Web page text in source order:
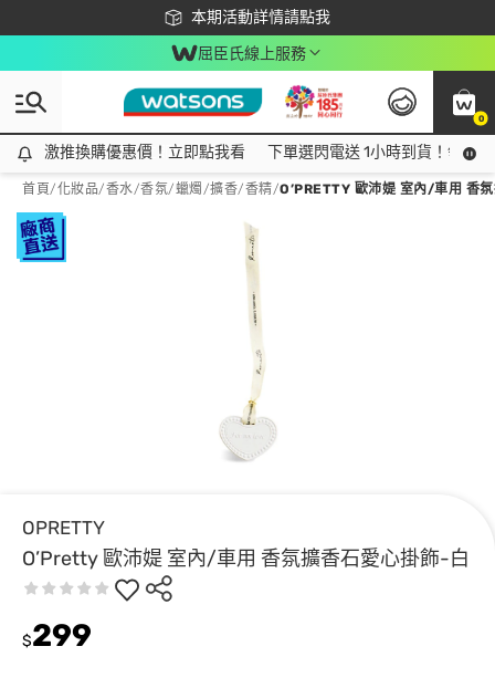
本期活動詳情請點我
下載app最高回饋$350
屈臣氏線上服務
0
激推換購優惠價！立即點我看
激推換購優惠價！立即點我看 下單選閃電送 1小時到貨！領神
首頁/化妝品/香水/香氛/蠟燭/擴香/香精/O’PRETTY 歐沛媞 室內/車用 香
OPRETTY
O’Pretty 歐沛媞 室內/車用 香氛擴香石愛心掛飾-白
$299